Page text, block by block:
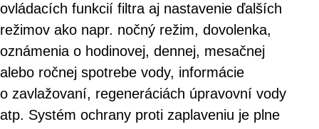
ovládacích funkcií filtra aj nastavenie ďalších
režimov ako napr. nočný režim, dovolenka,
oznámenia o hodinovej, dennej, mesačnej
alebo ročnej spotrebe vody, informácie
o zavlažovaní, regeneráciách úpravovní vody
atp. Systém ochrany proti zaplaveniu je plne